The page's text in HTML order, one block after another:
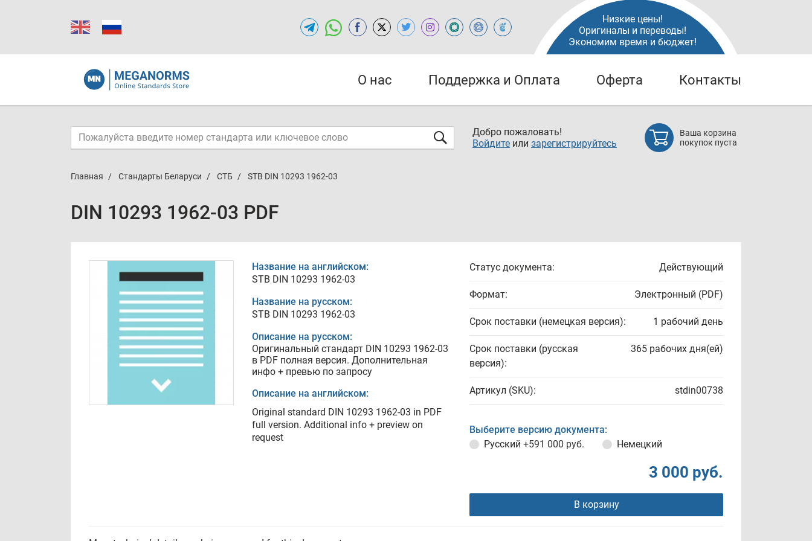
Низкие цены!
Оригиналы и переводы!
Экономим время и бюджет!
О нас Поддержка и Оплата Оферта Контакты
Добро пожаловать!
Войдите или зарегистрируйтесь
Ваша корзина
покупок пуста
Главная Стандарты Беларуси СТБ STB DIN 10293 1962-03
DIN 10293 1962-03 PDF
Название на английском:
STB DIN 10293 1962-03
Название на русском:
STB DIN 10293 1962-03
Описание на русском:
Оригинальный стандарт DIN 10293 1962-03
в PDF полная версия. Дополнительная
инфо + превью по запросу
Описание на английском:
Original standard DIN 10293 1962-03 in PDF
full version. Additional info + preview on
request
Статус документа: Действующий
Формат: Электронный (PDF)
Срок поставки (немецкая версия): 1 рабочий день
Срок поставки (русская
версия):
365 рабочих дня(ей)
Артикул (SKU): stdin00738
Выберите версию документа:
Русский +591 000 руб. Немецкий
3 000 руб.
В корзину